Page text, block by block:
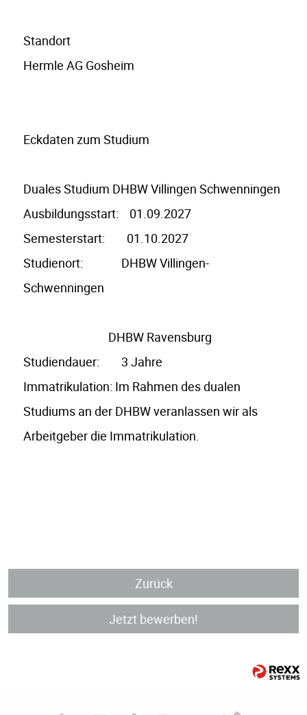
Standort
Hermle AG Gosheim
Eckdaten zum Studium
Duales Studium DHBW Villingen Schwenningen
Ausbildungsstart: 01.09.2027
Semesterstart: 01.10.2027
Studienort: DHBW Villingen-
Schwenningen
DHBW Ravensburg
Studiendauer: 3 Jahre
Immatrikulation: Im Rahmen des dualen
Studiums an der DHBW veranlassen wir als
Arbeitgeber die Immatrikulation.
Zurück
Jetzt bewerben!